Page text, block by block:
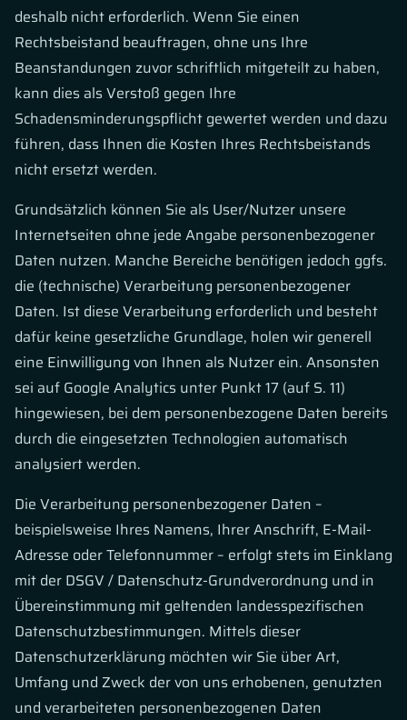
deshalb nicht erforderlich. Wenn Sie einen
Rechtsbeistand beauftragen, ohne uns Ihre
Beanstandungen zuvor schriftlich mitgeteilt zu haben,
kann dies als Verstoß gegen Ihre
Schadensminderungspflicht gewertet werden und dazu
führen, dass Ihnen die Kosten Ihres Rechtsbeistands
nicht ersetzt werden.
Grundsätzlich können Sie als User/Nutzer unsere
Internetseiten ohne jede Angabe personenbezogener
Daten nutzen. Manche Bereiche benötigen jedoch ggfs.
die (technische) Verarbeitung personenbezogener
Daten. Ist diese Verarbeitung erforderlich und besteht
dafür keine gesetzliche Grundlage, holen wir generell
eine Einwilligung von Ihnen als Nutzer ein. Ansonsten
sei auf Google Analytics unter Punkt 17 (auf S. 11)
hingewiesen, bei dem personenbezogene Daten bereits
durch die eingesetzten Technologien automatisch
analysiert werden.
Die Verarbeitung personenbezogener Daten –
beispielsweise Ihres Namens, Ihrer Anschrift, E-Mail-
Adresse oder Telefonnummer – erfolgt stets im Einklang
mit der DSGV / Datenschutz-Grundverordnung und in
Übereinstimmung mit geltenden landesspezifischen
Datenschutzbestimmungen. Mittels dieser
Datenschutzerklärung möchten wir Sie über Art,
Umfang und Zweck der von uns erhobenen, genutzten
und verarbeiteten personenbezogenen Daten